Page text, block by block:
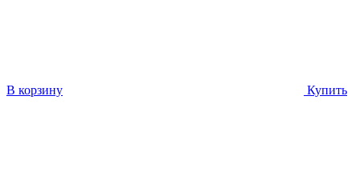
В корзину Купить